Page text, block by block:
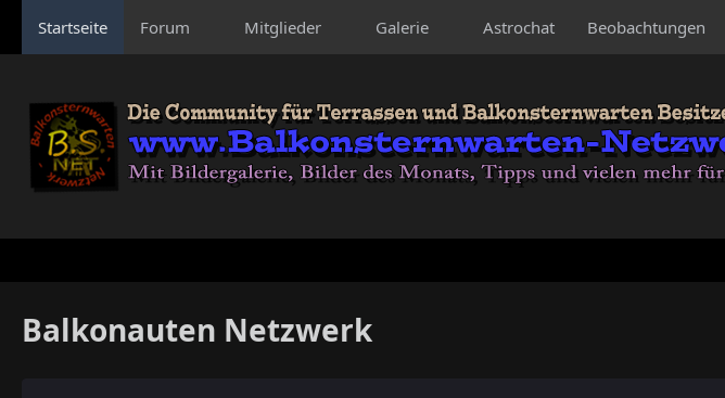
Startseite Forum Mitglieder Galerie Astrochat Beobachtungen
Balkonauten Netzwerk